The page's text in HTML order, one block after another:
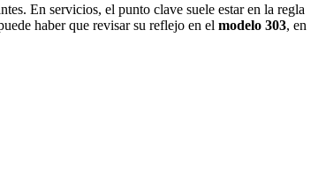
En servicios, el punto clave suele estar en la regla
haber que revisar su reflejo en el modelo 303, en